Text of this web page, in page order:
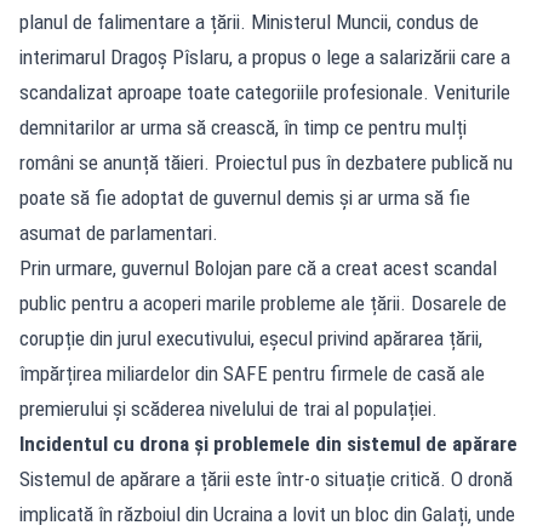
planul de falimentare a țării. Ministerul Muncii, condus de
interimarul Dragoș Pîslaru, a propus o lege a salarizării care a
scandalizat aproape toate categoriile profesionale. Veniturile
demnitarilor ar urma să crească, în timp ce pentru mulți
români se anunță tăieri. Proiectul pus în dezbatere publică nu
poate să fie adoptat de guvernul demis și ar urma să fie
asumat de parlamentari.
Prin urmare, guvernul Bolojan pare că a creat acest scandal
public pentru a acoperi marile probleme ale țării. Dosarele de
corupție din jurul executivului, eșecul privind apărarea țării,
împărțirea miliardelor din SAFE pentru firmele de casă ale
premierului și scăderea nivelului de trai al populației.
Incidentul cu drona și problemele din sistemul de apărare
Sistemul de apărare a țării este într-o situație critică. O dronă
implicată în războiul din Ucraina a lovit un bloc din Galați, unde